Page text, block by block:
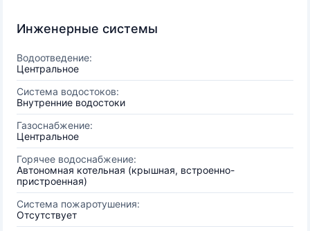
Инженерные системы
Водоотведение:
Центральное
Система водостоков:
Внутренние водостоки
Газоснабжение:
Центральное
Горячее водоснабжение:
Автономная котельная (крышная, встроенно-
пристроенная)
Система пожаротушения:
Отсутствует